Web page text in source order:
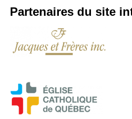
Partenaires du site